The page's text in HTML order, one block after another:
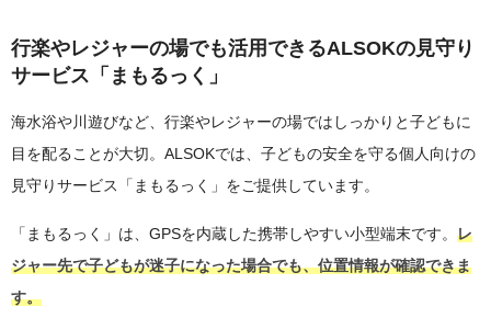
行楽やレジャーの場でも活用できるALSOKの見守り
サービス「まもるっく」
海水浴や川遊びなど、行楽やレジャーの場ではしっかりと子どもに
目を配ることが大切。ALSOKでは、子どもの安全を守る個人向けの
見守りサービス「まもるっく」をご提供しています。
「まもるっく」は、GPSを内蔵した携帯しやすい小型端末です。 レ
ジャー先で子どもが迷子になった場合でも、位置情報が確認できま
す。